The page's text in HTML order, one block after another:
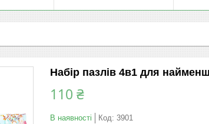
Набір пазлів 4в1 для
110 ₴
В наявності Код: 3901